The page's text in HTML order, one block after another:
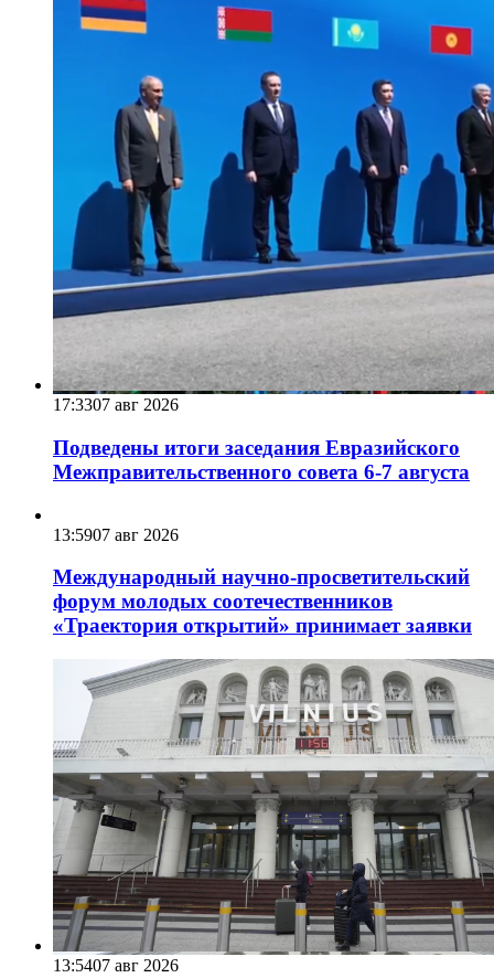
17:3307 авг 2026
Подведены итоги заседания Евразийского
Межправительственного совета 6-7 августа
13:5907 авг 2026
Международный научно-просветительский
форум молодых соотечественников
«Траектория открытий» принимает заявки
13:5407 авг 2026